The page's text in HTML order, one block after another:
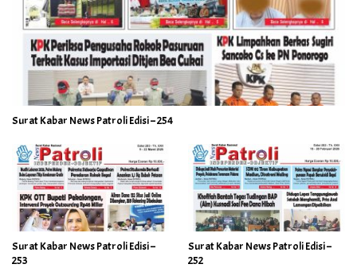
Surat Kabar News Patroli Edisi – 254
Surat Kabar News Patroli Edisi –
253
Surat Kabar News Patroli Edisi –
252